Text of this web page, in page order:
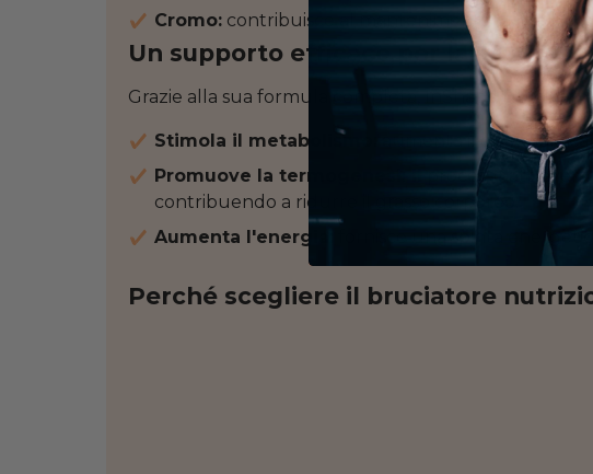
Cromo: contribuisce al mantenimento di livelli
Un supporto efficace per la perdita di
Grazie alla sua formula completa, InShape Nutrition :
Stimola il metabolismo:
aumenta il dispendio
Promuove la termogenesi: il
processo
contribuendo a ridurre il grasso corporeo.
Aumenta l'energia:
fornisce una spinta
Perché scegliere il bruciatore